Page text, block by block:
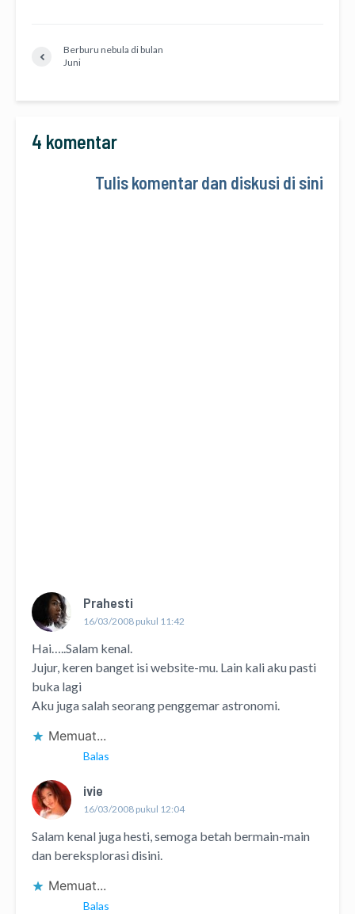
Berburu nebula di bulan
Juni
4 komentar
Tulis komentar dan diskusi di sini
Prahesti
16/03/2008 pukul 11:42
Hai…..Salam kenal.
Jujur, keren banget isi website-mu. Lain kali aku pasti
buka lagi
Aku juga salah seorang penggemar astronomi.
Memuat...
Balas
ivie
16/03/2008 pukul 12:04
Salam kenal juga hesti, semoga betah bermain-main
dan bereksplorasi disini.
Memuat...
Balas